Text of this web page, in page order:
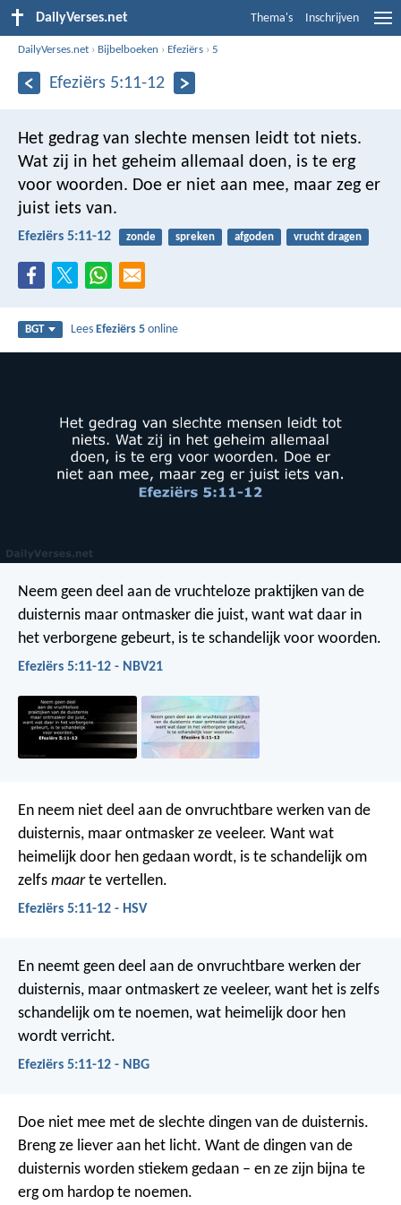
DailyVerses.net Thema's Inschrijven
DailyVerses.net › Bijbelboeken › Efeziërs ›5
Efeziërs 5:11-12
Het gedrag van slechte mensen leidt tot niets.
Wat zij in het geheim allemaal doen, is te erg
voor woorden. Doe er niet aan mee, maar zeg er
juist iets van.
Efeziërs 5:11-12 zonde spreken afgoden vrucht dragen
BGT LeesEfeziërs 5 online
Neem geen deel aan de vruchteloze praktijken van de
duisternis maar ontmasker die juist, want wat daar in
het verborgene gebeurt, is te schandelijk voor woorden.
Efeziërs 5:11-12 - NBV21
En neem niet deel aan de onvruchtbare werken van de
duisternis, maar ontmasker ze veeleer. Want wat
heimelijk door hen gedaan wordt, is te schandelijk om
zelfs maarte vertellen.
Efeziërs 5:11-12 - HSV
En neemt geen deel aan de onvruchtbare werken der
duisternis, maar ontmaskert ze veeleer, want het is zelfs
schandelijk om te noemen, wat heimelijk door hen
wordt verricht.
Efeziërs 5:11-12 - NBG
Doe niet mee met de slechte dingen van de duisternis.
Breng ze liever aan het licht. Want de dingen van de
duisternis worden stiekem gedaan – en ze zijn bijna te
erg om hardop te noemen.